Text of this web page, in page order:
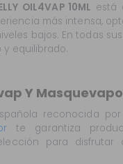
OIL4VAP 10ML está
más intensa,
bajos. En todas
equilibrado.
Y
reconocida
te garantiza
para